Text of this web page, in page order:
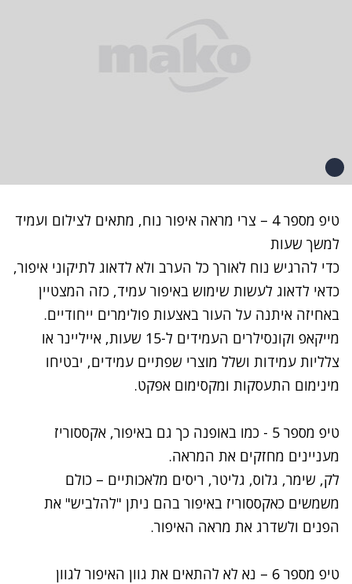
טיפ מספר 4 – צרי מראה איפור נוח, מתאים לצילום ועמיד
למשך שעות
כדי להרגיש נוח לאורך כל הערב ולא לדאוג לתיקוני איפור,
כדאי לדאוג לעשות שימוש באיפור עמיד, כזה המצטיין
באחיזה איתנה על העור באצעות פולימרים ייחודיים.
מייקאפ וקונסילרים העמידים ל-15 שעות, אייליינר או
צלליות עמידות ושלל מוצרי שפתיים עמידים, יבטיחו
מינימום התעסקות ומקסימום אפקט.
טיפ מספר 5 - כמו באופנה כך גם באיפור, אקססוריז
מעניינים מחזקים את המראה.
לק, שימר, גלוס, גליטר, ריסים מלאכותיים – כולם
משמשים כאקססוריז באיפור בהם ניתן "להלביש" את
הפנים ולשדרג את מראה האיפור.
טיפ מספר 6 – נא לא להתאים את גוון האיפור לגוון